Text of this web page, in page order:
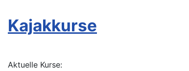
Kajakkurse
Aktuelle Kurse: